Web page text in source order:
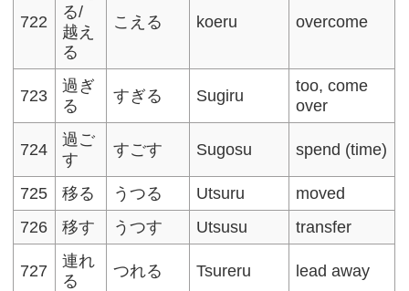
722
る/
越え
る
こえる koeru overcome
723
過ぎ
る
すぎる Sugiru
too, come
over
724
過ご
す
すごす Sugosu spend (time)
725 移る うつる Utsuru
moved
726
移す うつす Utsusu transfer
727
連れ
る
つれる Tsureru lead away